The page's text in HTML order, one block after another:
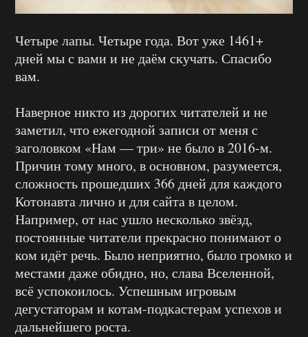
Четыре лапы. Четыре года. Вот уже 1461+
дней мы с вами и не даём скучать. Спасибо
вам.
Наверное никто из дорогих читателей и не
заметил, что ежегодной записи от меня с
заголовком «Нам — три» не было в 2016-м.
Причин тому много, в основном, разумеется,
сложность прошедших 366 дней для каждого
Котонавта лично и для сайта в целом.
Например, от нас ушло несколько звёзд,
постоянные читатели прекрасно понимают о
ком идёт речь. Было неприятно, было громко и
местами даже обидно, но, слава Вселенной,
всё успокоилось. Успешным игровым
дегустаторам и котам-подкастерам успехов и
дальнейшего роста.